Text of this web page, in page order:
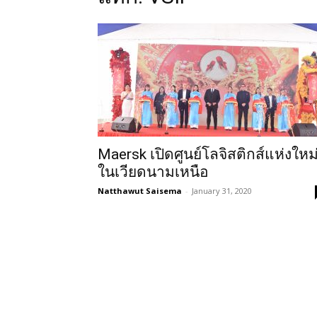
Maersk เปิดศูนย์โลจิสติกส์แห่งให
ในเวียดนามเหนือ
Natthawut Saisema - January 31, 2020